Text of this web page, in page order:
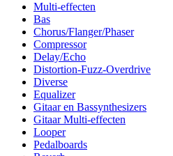
Multi-effecten
Bas
Chorus/Flanger/Phaser
Compressor
Delay/Echo
Distortion-Fuzz-Overdrive
Diverse
Equalizer
Gitaar en Bassynthesizers
Gitaar Multi-effecten
Looper
Pedalboards